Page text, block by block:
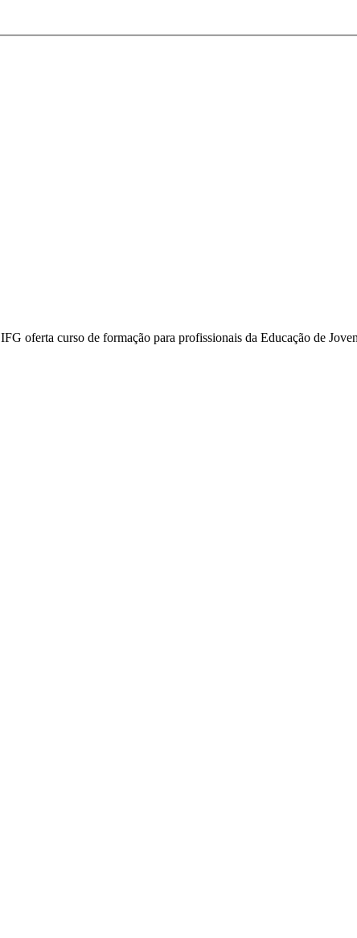
IFG oferta curso de formação para profissionais da Educação de